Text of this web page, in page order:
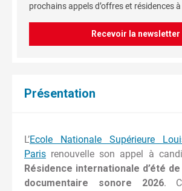
prochains appels d’offres et résidences à
Recevoir la newsletter
Présentation
L’Ecole Nationale Supérieure
Paris renouvelle son appel à
Résidence internationale d’été
documentaire sonore 2026.